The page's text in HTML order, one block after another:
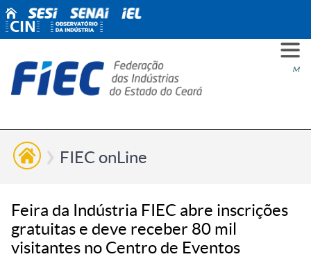
Menu
VOCÊ
ESG
NÓS
FIEC onLine
Feira da Indústria FIEC abre inscrições
gratuitas e deve receber 80 mil
visitantes no Centro de Eventos